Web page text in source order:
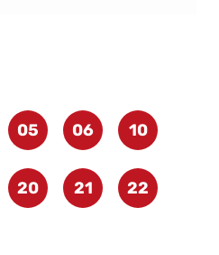
05 06 10
20 21 22